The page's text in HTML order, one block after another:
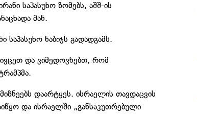
საპასუხო ზომებს, აშშ-ის
მან.
ნაბიჯს გადადგამს.
და ვიმედოვნებთ, რომ
დაარტყეს. ისრაელის თავდაცვის
და ისრაელში „განსაკუთრებული